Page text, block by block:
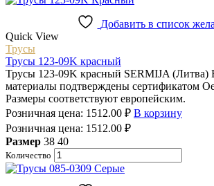
Добавить в список
Quick View
Трусы
Трусы 123-09K красный
Трусы 123-09K красный SERMIJA (Литва)
материалы подтверждены сертификатом
Размеры соответствуют европейским.
Розничная цена: 1512.00 ₽ В корзину
Розничная цена: 1512.00 ₽
Размер 38 40
Количество